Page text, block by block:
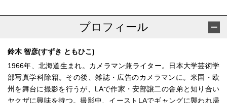
プロフィール
鈴木 智彦(すずき ともひこ)
1966年、北海道生まれ。カメラマン兼ライター。日本大学芸術学
部写真学科除籍。その後、雑誌・広告のカメラマンに。米国・欧
州を舞台に撮影を行うが、LAで作家・安部譲二の舎弟と知り合い
ヤクザに興味を持つ。撮影中、イーストLAでギャングに襲われ帰